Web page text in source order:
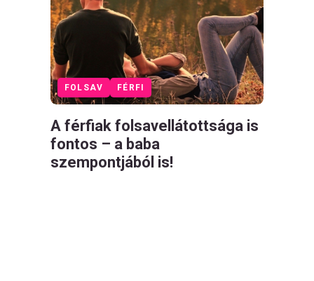
FOLSAV FÉRFI
A férfiak folsavellátottsága is
fontos – a baba
szempontjából is!